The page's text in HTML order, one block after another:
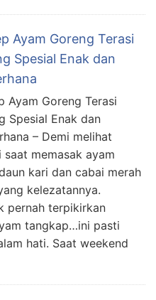
Ayam Goreng Terasi
Spesial Enak dan
Ayam Goreng Terasi
Spesial Enak dan
– Demi melihat
memasak ayam
kari dan cabai merah
kelezatannya.
pernah terpikirkan
tangkap…ini pasti
hati. Saat weekend